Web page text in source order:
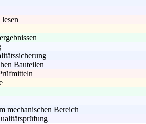
Bauteilen
mechanischen Bereich